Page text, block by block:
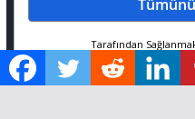
Tüm hakları
Tema: ThemeGrill
Tarafından